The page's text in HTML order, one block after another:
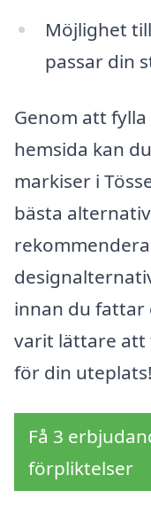
Möjlighet
passar din
Genom att
hemsida kan
markiser i
bästa
innan du fattar
varit lättare att
för din uteplats!
Få 3
förpliktelser